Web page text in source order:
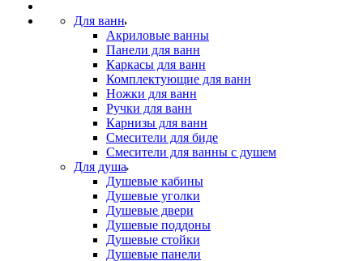
Для ванн
Акриловые ванны
Панели для ванн
Каркасы для ванн
Комплектующие для ванн
Ножки для ванн
Ручки для ванн
Карнизы для ванн
Смесители для биде
Смесители для ванны с душем
Для душа
Душевые кабины
Душевые уголки
Душевые двери
Душевые поддоны
Душевые стойки
Душевые панели